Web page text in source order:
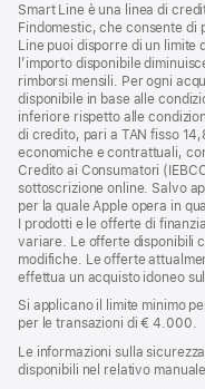
Smart Line è una linea di
Findomestic, che consente di
Line puoi disporre di un
l’importo disponibile
rimborsi mensili. Per ogni
disponibile in base alle
inferiore rispetto alle
di credito, pari a TAN fisso
economiche e contrattuali,
Credito ai Consumatori
sottoscrizione online. Salvo
per la quale Apple opera in
I prodotti e le offerte di
variare. Le offerte disponibili
modifiche. Le offerte
effettua un acquisto idoneo
Si applicano il limite minimo
per le transazioni di € 4.000.
Le informazioni sulla
disponibili nel relativo